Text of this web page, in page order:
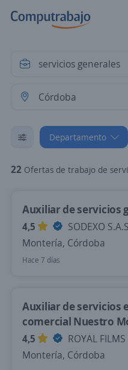
Departamento
22 Ofertas de trabajo de servicios
Auxiliar de servicios
4,5
SODEXO S.A.S
Montería, Córdoba
Hace 7 días
Auxiliar de servicios
comercial Nuestro
4,5
ROYAL FILMS
Montería, Córdoba